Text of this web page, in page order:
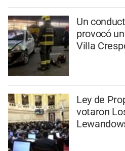
Un
provocó
Villa
Ley de
votaron